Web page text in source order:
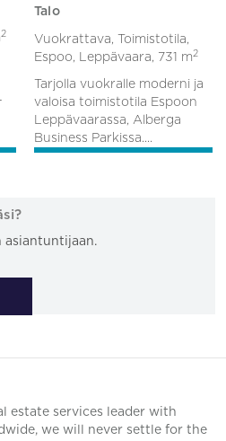
2
Talo
Vuokrattava, Toimistotila,
Espoo, Leppävaara, 731 m2
Tarjolla vuokralle moderni ja
valoisa toimistotila Espoon
Leppävaarassa, Alberga
Business Parkissa....
asiantuntijaan.
estate services leader with
we will never settle for the